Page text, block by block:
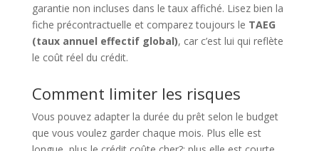
garantie non incluses dans le taux affiché. Lisez bien la
fiche précontractuelle et comparez toujours le TAEG
(taux annuel effectif global), car c’est lui qui reflète
le coût réel du crédit.
Comment limiter les risques
Vous pouvez adapter la durée du prêt selon le budget
que vous voulez garder chaque mois. Plus elle est